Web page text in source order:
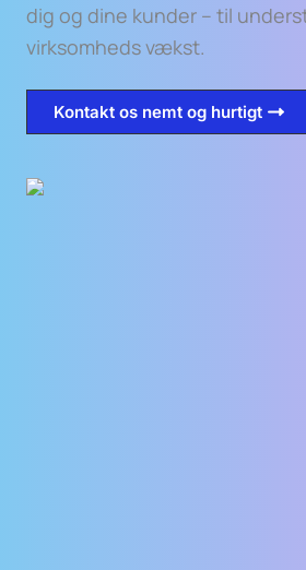
dig og dine kunder – til
virksomheds vækst.
Kontakt os nemt og hurtigt